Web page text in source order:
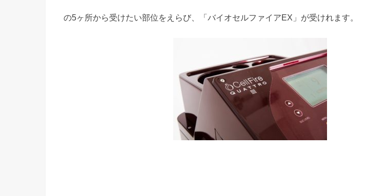
の5ヶ所から受けたい部位をえらび、「バイオセルファイアEX 」が受けれます。